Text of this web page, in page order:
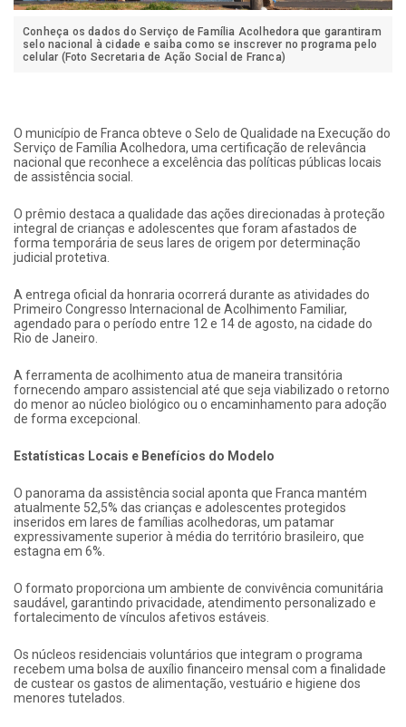
Conheça os dados do Serviço de Família Acolhedora que garantiram
selo nacional à cidade e saiba como se inscrever no programa pelo
celular (Foto Secretaria de Ação Social de Franca)
O município de Franca obteve o Selo de Qualidade na Execução do
Serviço de Família Acolhedora, uma certificação de relevância
nacional que reconhece a excelência das políticas públicas locais
de assistência social.
O prêmio destaca a qualidade das ações direcionadas à proteção
integral de crianças e adolescentes que foram afastados de
forma temporária de seus lares de origem por determinação
judicial protetiva.
A entrega oficial da honraria ocorrerá durante as atividades do
Primeiro Congresso Internacional de Acolhimento Familiar,
agendado para o período entre 12 e 14 de agosto, na cidade do
Rio de Janeiro.
A ferramenta de acolhimento atua de maneira transitória
fornecendo amparo assistencial até que seja viabilizado o retorno
do menor ao núcleo biológico ou o encaminhamento para adoção
de forma excepcional.
Estatísticas Locais e Benefícios do Modelo
O panorama da assistência social aponta que Franca mantém
atualmente 52,5% das crianças e adolescentes protegidos
inseridos em lares de famílias acolhedoras, um patamar
expressivamente superior à média do território brasileiro, que
estagna em 6%.
O formato proporciona um ambiente de convivência comunitária
saudável, garantindo privacidade, atendimento personalizado e
fortalecimento de vínculos afetivos estáveis.
Os núcleos residenciais voluntários que integram o programa
recebem uma bolsa de auxílio financeiro mensal com a finalidade
de custear os gastos de alimentação, vestuário e higiene dos
menores tutelados.